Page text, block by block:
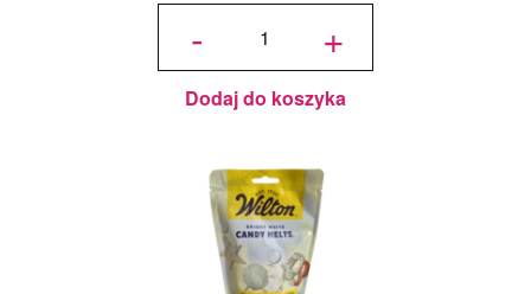
-
ilość
Pastylki
Białe
Wilton +
Dodaj do koszyka